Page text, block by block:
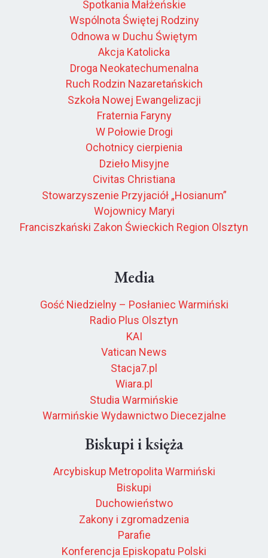
Spotkania Małżeńskie
Wspólnota Świętej Rodziny
Odnowa w Duchu Świętym
Akcja Katolicka
Droga Neokatechumenalna
Ruch Rodzin Nazaretańskich
Szkoła Nowej Ewangelizacji
Fraternia Faryny
W Połowie Drogi
Ochotnicy cierpienia
Dzieło Misyjne
Civitas Christiana
Stowarzyszenie Przyjaciół „Hosianum”
Wojownicy Maryi
Franciszkański Zakon Świeckich Region Olsztyn
Media
Gość Niedzielny – Posłaniec Warmiński
Radio Plus Olsztyn
KAI
Vatican News
Stacja7.pl
Wiara.pl
Studia Warmińskie
Warmińskie Wydawnictwo Diecezjalne
Biskupi i księża
Arcybiskup Metropolita Warmiński
Biskupi
Duchowieństwo
Zakony i zgromadzenia
Parafie
Konferencja Episkopatu Polski